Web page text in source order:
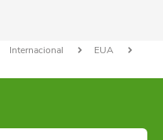
Internacional
EUA